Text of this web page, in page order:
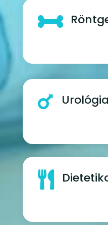

 Urológia
